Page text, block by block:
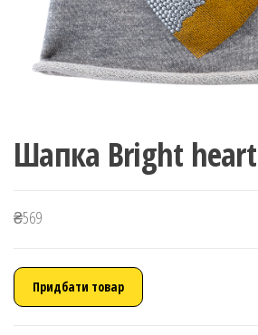
Шапка Bright heart
₴569
Придбати товар